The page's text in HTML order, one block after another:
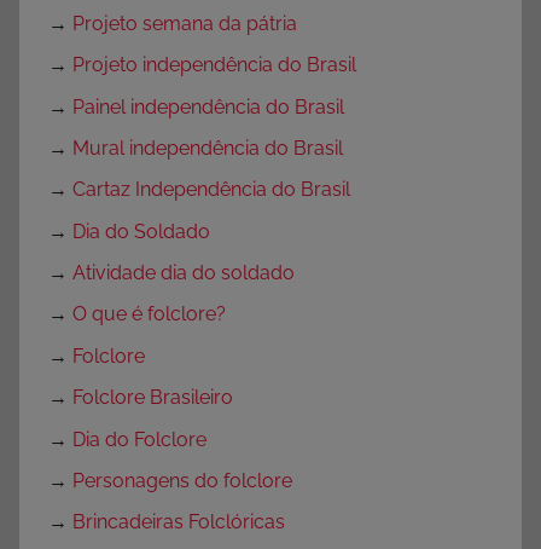
→ Projeto semana da pátria
→ Projeto independência do Brasil
→ Painel independência do Brasil
→ Mural independência do Brasil
→ Cartaz Independência do Brasil
→ Dia do Soldado
→ Atividade dia do soldado
→ O que é folclore?
→ Folclore
→ Folclore Brasileiro
→ Dia do Folclore
→ Personagens do folclore
→ Brincadeiras Folclóricas